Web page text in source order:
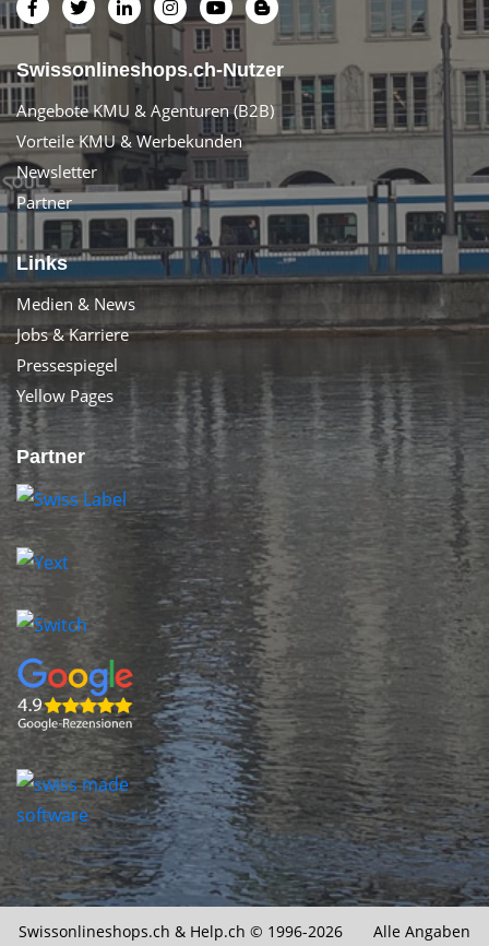
Swissonlineshops.ch-Nutzer
Angebote KMU & Agenturen (B2B)
Vorteile KMU & Werbekunden
Newsletter
Partner
Links
Medien & News
Jobs & Karriere
Pressespiegel
Yellow Pages
Partner
Swissonlineshops.ch & Help.ch © 1996-2026 Alle Angaben